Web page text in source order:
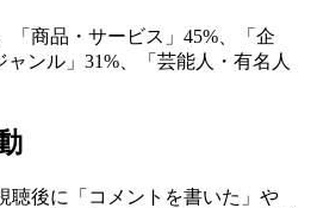
「商品・サービス」45%、「企
ャンル」31%、「芸能人・有名人
聴後に「コメントを書いた」や